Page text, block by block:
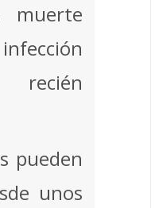
muerte
recién
pueden
unos